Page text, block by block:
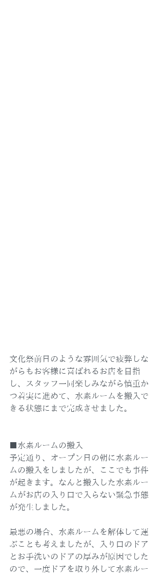
文化祭前日のような雰囲気で疲弊しな
がらもお客様に喜ばれるお店を目指
し、スタッフ一同楽しみながら慎重か
つ着実に進めて、水素ルームを搬入で
きる状態にまで完成させました。
■水素ルームの搬入
予定通り、オープン日の朝に水素ルー
ムの搬入をしましたが、ここでも事件
が起きます。なんと搬入した水素ルー
ムがお店の入り口で入らない緊急事態
が発生しました。
最悪の場合、水素ルームを解体して運
ぶことも考えましたが、入り口のドア
とお手洗いのドアの厚みが原因でした
ので、一度ドアを取り外して水素ルー